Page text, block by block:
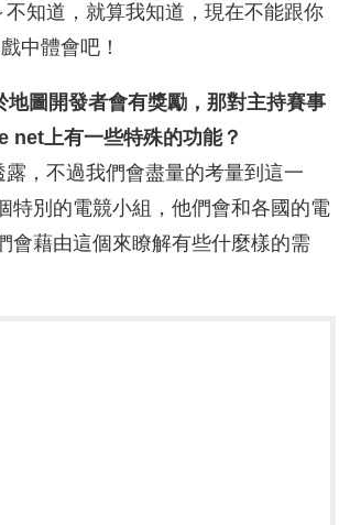
知道，就算我知道，現在不能跟你
中體會吧！
地圖開發者會有獎勵，那對主持賽事
net上有一些特殊的功能？
，不過我們會盡量的考量到這一
特別的電競小組，他們會和各國的電
會藉由這個來瞭解有些什麼樣的需